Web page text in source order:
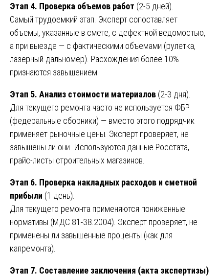
Этап 4. Проверка объемов работ (2-5 дней).
Самый трудоемкий этап. Эксперт сопоставляет
объемы, указанные в смете, с дефектной ведомостью,
а при выезде — с фактическими объемами (рулетка,
лазерный дальномер). Расхождения более 10%
признаются завышением.
Этап 5. Анализ стоимости материалов (2-3 дня).
Для текущего ремонта часто не используется ФБР
(федеральные сборники) — вместо этого подрядчик
применяет рыночные цены. Эксперт проверяет, не
завышены ли они. Используются данные Росстата,
прайс-листы строительных магазинов.
Этап 6. Проверка накладных расходов и сметной
прибыли (1 день).
Для текущего ремонта применяются пониженные
нормативы (МДС 81-38.2004). Эксперт проверяет, не
применены ли завышенные проценты (как для
капремонта).
Этап 7. Составление заключения (акта экспертизы)